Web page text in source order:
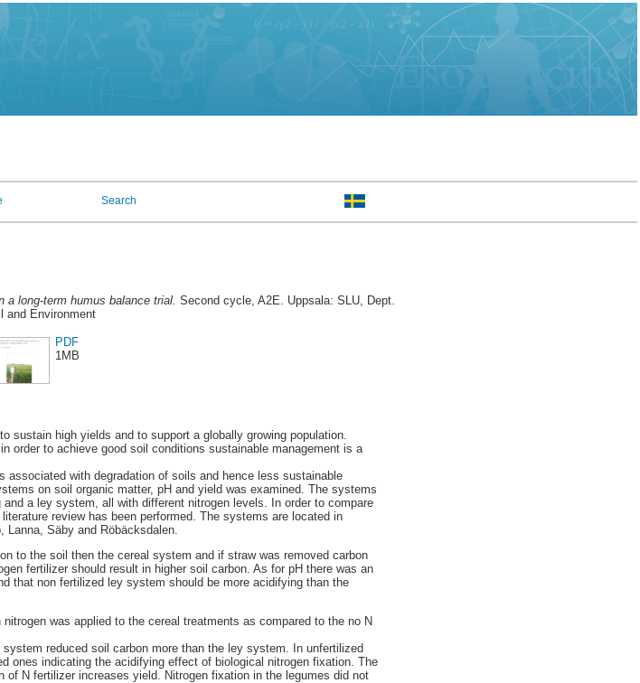
Search
a long-term humus balance trial. Second cycle, A2E. Uppsala: SLU, Dept.
and Environment
PDF
1MB
sustain high yields and to support a globally growing population.
order to achieve good soil conditions sustainable management is a
with degradation of soils and hence less sustainable
on soil organic matter, pH and yield was examined. The systems
a ley system, all with different nitrogen levels. In order to compare
review has been performed. The systems are located in
Lanna, Säby and Röbäcksdalen.
to the soil then the cereal system and if straw was removed carbon
fertilizer should result in higher soil carbon. As for pH there was an
that non fertilized ley system should be more acidifying than the
was applied to the cereal treatments as compared to the no N
reduced soil carbon more than the ley system. In unfertilized
ones indicating the acidifying effect of biological nitrogen fixation. The
N fertilizer increases yield. Nitrogen fixation in the legumes did not